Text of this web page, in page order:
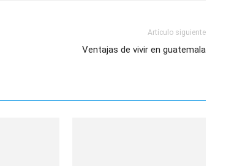
Artículo siguiente
Ventajas de vivir en guatemala